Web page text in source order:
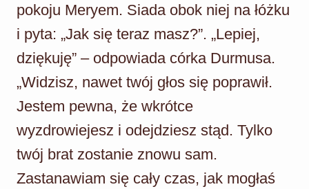
pokoju Meryem. Siada obok niej na łóżku
i pyta: „Jak się teraz masz?”. „Lepiej,
dziękuję” – odpowiada córka Durmusa.
„Widzisz, nawet twój głos się poprawił.
Jestem pewna, że wkrótce
wyzdrowiejesz i odejdziesz stąd. Tylko
twój brat zostanie znowu sam.
Zastanawiam się cały czas, jak mogłaś